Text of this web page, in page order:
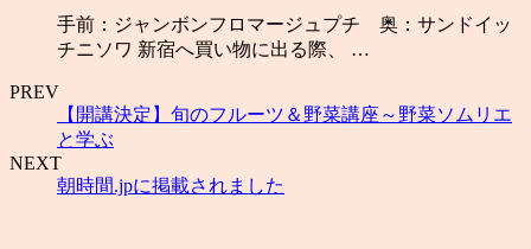
手前：ジャンボンフロマージュプチ 奥：サンドイッ
チニソワ 新宿へ買い物に出る際、 …
PREV
【開講決定】旬のフルーツ＆野菜講座～野菜ソムリエ
と学ぶ
NEXT
朝時間.jpに掲載されました